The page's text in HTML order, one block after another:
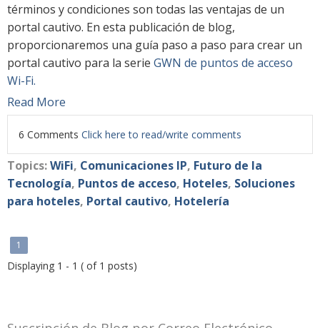
términos y condiciones son todas las ventajas de un
portal cautivo. En esta publicación de blog,
proporcionaremos una guía paso a paso para crear un
portal cautivo para la serie GWN de puntos de acceso
Wi-Fi.
Read More
6 Comments Click here to read/write comments
Topics:WiFi, Comunicaciones IP, Futuro de la
Tecnología, Puntos de acceso, Hoteles, Soluciones
para hoteles, Portal cautivo, Hotelería
1
Displaying 1 - 1 ( of 1 posts)